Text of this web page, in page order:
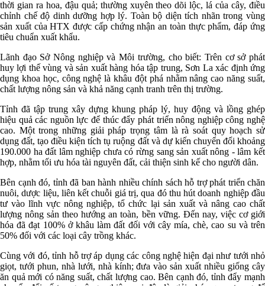
thời gian ra hoa, đậu quả; thường xuyên theo dõi lộc, lá của cây, điều
chỉnh chế độ dinh dưỡng hợp lý. Toàn bộ diện tích nhãn trong vùng
sản xuất của HTX được cấp chứng nhận an toàn thực phẩm, đáp ứng
tiêu chuẩn xuất khẩu.
Lãnh đạo Sở Nông nghiệp và Môi trường, cho biết: Trên cơ sở phát
huy lợi thế vùng và sản xuất hàng hóa tập trung, Sơn La xác định ứng
dụng khoa học, công nghệ là khâu đột phá nhằm nâng cao năng suất,
chất lượng nông sản và khả năng cạnh tranh trên thị trường.
Tỉnh đã tập trung xây dựng khung pháp lý, huy động và lồng ghép
hiệu quả các nguồn lực để thúc đẩy phát triển nông nghiệp công nghệ
cao. Một trong những giải pháp trọng tâm là rà soát quy hoạch sử
dụng đất, tạo điều kiện tích tụ ruộng đất và dự kiến chuyển đổi khoảng
190.000 ha đất lâm nghiệp chưa có rừng sang sản xuất nông - lâm kết
hợp, nhằm tối ưu hóa tài nguyên đất, cải thiện sinh kế cho người dân.
Bên cạnh đó, tỉnh đã ban hành nhiều chính sách hỗ trợ phát triển chăn
nuôi, dược liệu, liên kết chuỗi giá trị, qua đó thu hút doanh nghiệp đầu
tư vào lĩnh vực nông nghiệp, tổ chức lại sản xuất và nâng cao chất
lượng nông sản theo hướng an toàn, bền vững. Đến nay, việc cơ giới
hóa đã đạt 100% ở khâu làm đất đối với cây mía, chè, cao su và trên
50% đối với các loại cây trồng khác.
Cùng với đó, tỉnh hỗ trợ áp dụng các công nghệ hiện đại như tưới nhỏ
giọt, tưới phun, nhà lưới, nhà kính; đưa vào sản xuất nhiều giống cây
ăn quả mới có năng suất, chất lượng cao. Bên cạnh đó, tỉnh đẩy mạnh